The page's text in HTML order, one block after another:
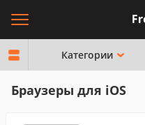
Категории
Браузеры для iOS